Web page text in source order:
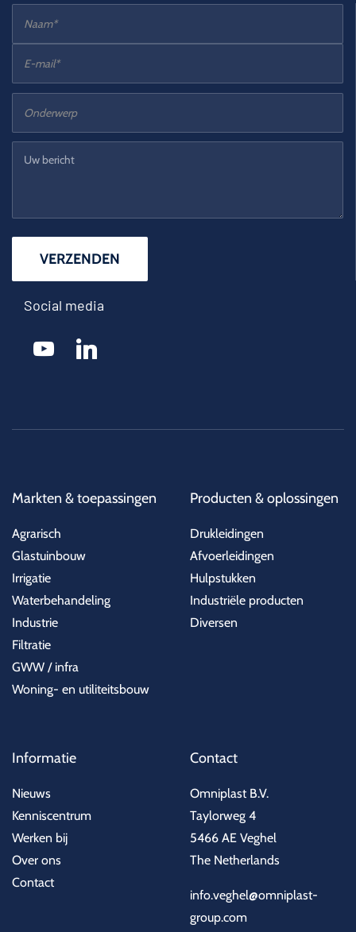
Social media
youtube linkedin
Markten & toepassingen
Agrarisch
Glastuinbouw
Irrigatie
Waterbehandeling
Industrie
Filtratie
GWW / infra
Woning- en utiliteitsbouw
Producten & oplossingen
Drukleidingen
Afvoerleidingen
Hulpstukken
Industriële producten
Diversen
Informatie
Nieuws
Kenniscentrum
Werken bij
Over ons
Contact
Contact
Omniplast B.V.
Taylorweg 4
5466 AE Veghel
The Netherlands
info.veghel@omniplast-
group.com